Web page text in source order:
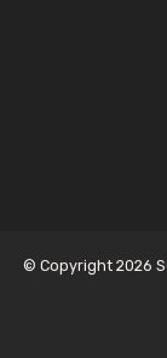
© Copyright 2026